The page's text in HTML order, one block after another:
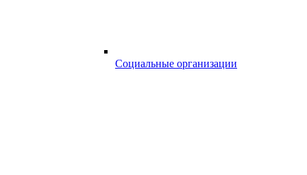
Социальные организации